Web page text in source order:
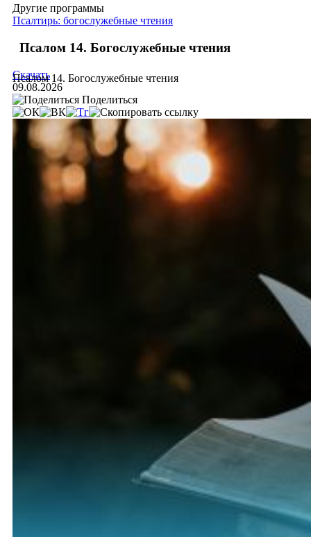
Другие программы
Псалтирь: богослужебные чтения
Псалом 14. Богослужебные чтения
Псалом 14. Богослужебные чтения
Скачать
09.08.2026
Поделиться